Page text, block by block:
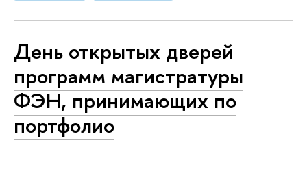
День открытых дверей
программ магистратуры
ФЭН, принимающих по
портфолио